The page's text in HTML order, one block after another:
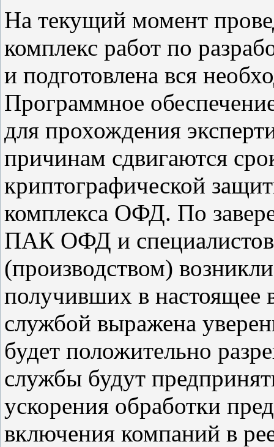
На текущий момент
комплекс работ по
и подготовлена вся
Программное
для прохождения
причинам сдвигаются
криптографической
комплекса ОФД. По
ПАК ОФД и
(производством)
получивших в настоящее
службой выражена
будет положительно
службы будут
ускорения обработки
включения компаний в